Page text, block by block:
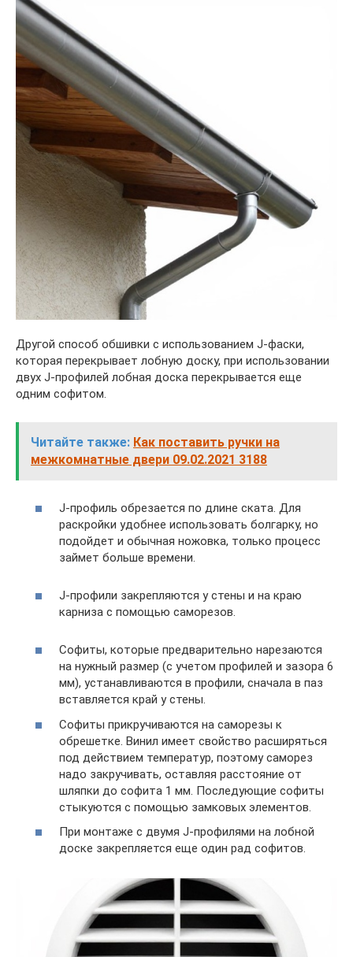
Другой способ обшивки с использованием J-фаски,
которая перекрывает лобную доску, при использовании
двух J-профилей лобная доска перекрывается еще
одним софитом.
Читайте также: Как поставить ручки на
межкомнатные двери 09.02.2021 3188
J-профиль обрезается по длине ската. Для
раскройки удобнее использовать болгарку, но
подойдет и обычная ножовка, только процесс
займет больше времени.
J-профили закрепляются у стены и на краю
карниза с помощью саморезов.
Софиты, которые предварительно нарезаются
на нужный размер (с учетом профилей и зазора 6
мм), устанавливаются в профили, сначала в паз
вставляется край у стены.
Софиты прикручиваются на саморезы к
обрешетке. Винил имеет свойство расширяться
под действием температур, поэтому саморез
надо закручивать, оставляя расстояние от
шляпки до софита 1 мм. Последующие софиты
стыкуются с помощью замковых элементов.
При монтаже с двумя J-профилями на лобной
доске закрепляется еще один рад софитов.